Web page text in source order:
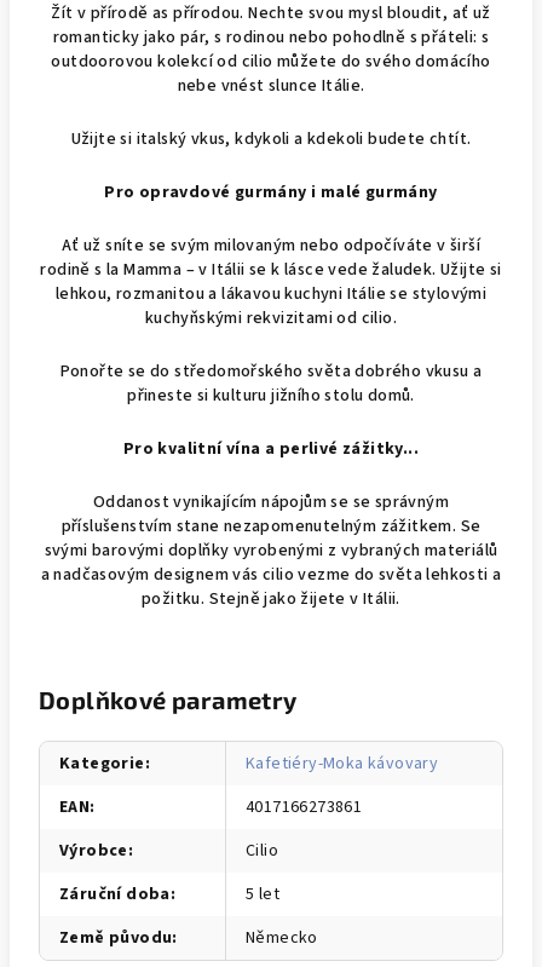
Žít v přírodě as přírodou. Nechte svou mysl bloudit, ať už
romanticky jako pár, s rodinou nebo pohodlně s přáteli: s
outdoorovou kolekcí od cilio můžete do svého domácího
nebe vnést slunce Itálie.
Užijte si italský vkus, kdykoli a kdekoli budete chtít.
Pro opravdové gurmány i malé gurmány
Ať už sníte se svým milovaným nebo odpočíváte v širší
rodině s la Mamma – v Itálii se k lásce vede žaludek. Užijte si
lehkou, rozmanitou a lákavou kuchyni Itálie se stylovými
kuchyňskými rekvizitami od cilio.
Ponořte se do středomořského světa dobrého vkusu a
přineste si kulturu jižního stolu domů.
Pro kvalitní vína a perlivé zážitky...
Oddanost vynikajícím nápojům se se správným
příslušenstvím stane nezapomenutelným zážitkem. Se
svými barovými doplňky vyrobenými z vybraných materiálů
a nadčasovým designem vás cilio vezme do světa lehkosti a
požitku. Stejně jako žijete v Itálii.
Doplňkové parametry
Kategorie:
Kafetiéry-Moka kávovary
EAN:
4017166273861
Výrobce:
Cilio
Záruční doba:
5 let
Země původu: Německo